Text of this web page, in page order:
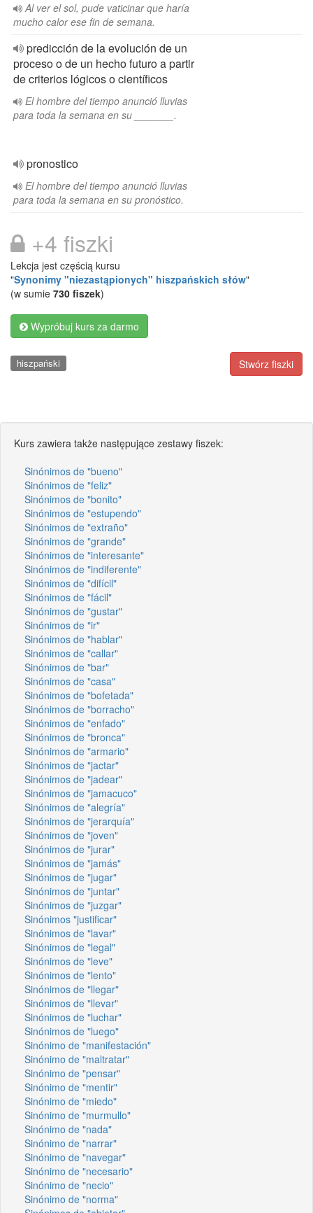
Al ver el sol, pude vaticinar que haría
mucho calor ese fin de semana.
predicción de la evolución de un
proceso o de un hecho futuro a partir
de criterios lógicos o científicos
El hombre del tiempo anunció lluvias
para toda la semana en su _______.
pronostico
El hombre del tiempo anunció lluvias
para toda la semana en su pronóstico.
+4 fiszki
Lekcja jest częścią kursu
"Synonimy "niezastąpionych" hiszpańskich słów"
(w sumie 730 fiszek)
Wypróbuj kurs za darmo
Stwórz fiszki
hiszpański
Kurs zawiera także następujące zestawy fiszek:
Sinónimos de "bueno"
Sinónimos de "feliz"
Sinónimos de "bonito"
Sinónimos de "estupendo"
Sinónimos de "extraño"
Sinónimos de "grande"
Sinónimos de "interesante"
Sinónimos de "indiferente"
Sinónimos de "difícil"
Sinónimos de "fácil"
Sinónimos de "gustar"
Sinónimos de "ir"
Sinónimos de "hablar"
Sinónimos de "callar"
Sinónimos de "bar"
Sinónimos de "casa"
Sinónimos de "bofetada"
Sinónimos de "borracho"
Sinónimos de "enfado"
Sinónimos de "bronca"
Sinónimos de "armario"
Sinónimos de "jactar"
Sinónimos de "jadear"
Sinónimos de "jamacuco"
Sinónimos de "alegría"
Sinónimos de "jerarquía"
Sinónimos de "joven"
Sinónimos de "jurar"
Sinónimos de "jamás"
Sinónimos de "jugar"
Sinónimos de "juntar"
Sinónimos de "juzgar"
Sinónimos "justificar"
Sinónimos de "lavar"
Sinónimos de "legal"
Sinónimos de "leve"
Sinónimos de "lento"
Sinónimos de "llegar"
Sinónimos de "llevar"
Sinónimos de "luchar"
Sinónimos de "luego"
Sinónimo de "manifestación"
Sinónimo de "maltratar"
Sinónimo de "pensar"
Sinónimo de "mentir"
Sinónimo de "miedo"
Sinónimo de "murmullo"
Sinónimo de "nada"
Sinónimo de "narrar"
Sinónimo de "navegar"
Sinónimo de "necesario"
Sinónimo de "necio"
Sinónimo de "norma"